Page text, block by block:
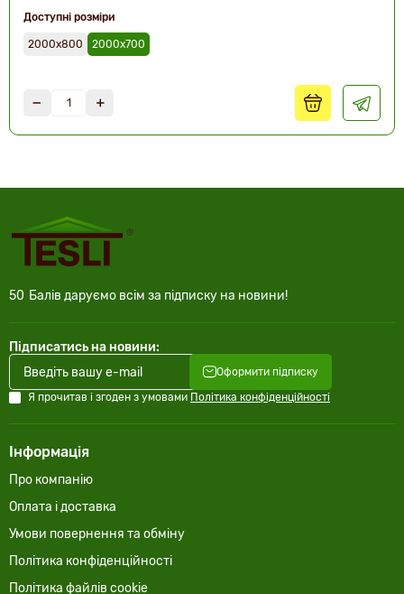
Доступні розміри
2000х800 2000х700
50 Балів даруємо всім за підписку на новини!
Підписатись на новини:
Оформити підписку
Я прочитав і згоден з умовами Політика конфіденційності
Інформація
Про компанію
Оплата і доставка
Умови повернення та обміну
Політика конфіденційності
Політика файлів cookie